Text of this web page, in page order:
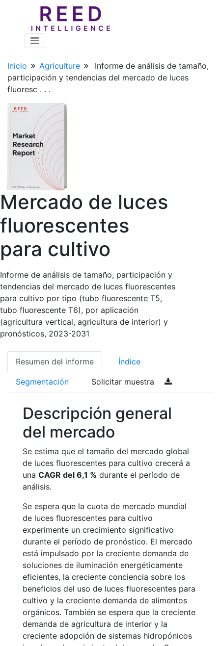
Inicio Agriculture
Informe de análisis de tamaño,
participación y tendencias del mercado de luces
fluoresc . . .
Mercado de luces
fluorescentes
para cultivo
Informe de análisis de tamaño, participación y
tendencias del mercado de luces fluorescentes
para cultivo por tipo (tubo fluorescente T5,
tubo fluorescente T6), por aplicación
(agricultura vertical, agricultura de interior) y
pronósticos, 2023-2031
Resumen del informe Índice
Segmentación Solicitar muestra
Descripción general
del mercado
Se estima que el tamaño del mercado global
de luces fluorescentes para cultivo crecerá a
una CAGR del 6,1 % durante el período de
análisis.
Se espera que la cuota de mercado mundial
de luces fluorescentes para cultivo
experimente un crecimiento significativo
durante el período de pronóstico. El mercado
está impulsado por la creciente demanda de
soluciones de iluminación energéticamente
eficientes, la creciente conciencia sobre los
beneficios del uso de luces fluorescentes para
cultivo y la creciente demanda de alimentos
orgánicos. También se espera que la creciente
demanda de agricultura de interior y la
creciente adopción de sistemas hidropónicos